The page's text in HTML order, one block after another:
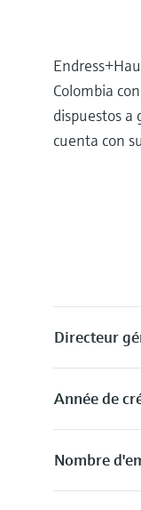
Colombia
dispuestos
cuenta con
Directeur
Année de
Nombre